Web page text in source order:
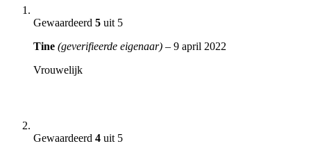
Gewaardeerd 5 uit 5
Tine (geverifieerde eigenaar) – 9 april 2022
Vrouwelijk
Gewaardeerd 4 uit 5